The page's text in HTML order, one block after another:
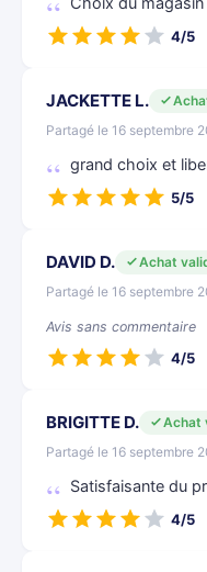
4/5
JACKETTE L.
Partagé le 16 septembre
grand choix et
5/5
DAVID D.
Achat
Partagé le 16 septembre
Avis sans commentaire
4/5
BRIGITTE D.
Achat
Partagé le 16 septembre
Satisfaisante du
4/5